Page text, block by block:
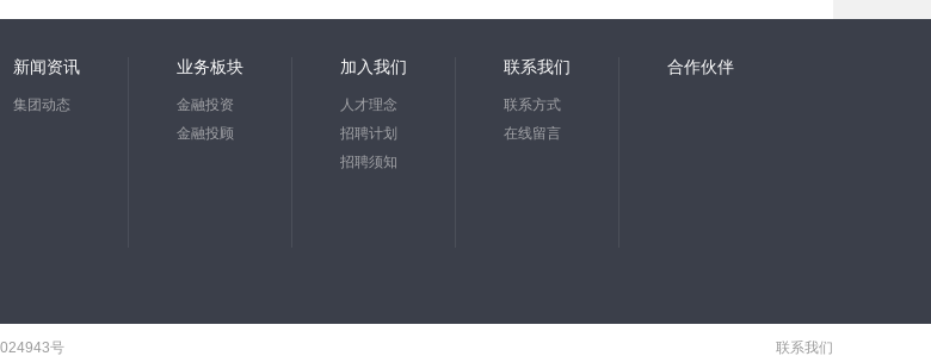
新闻资讯
集团动态
业务板块
金融投资
金融投顾
加入我们
人才理念
招聘计划
招聘须知
联系我们
联系方式
在线留言
合作伙伴
联系我们
号